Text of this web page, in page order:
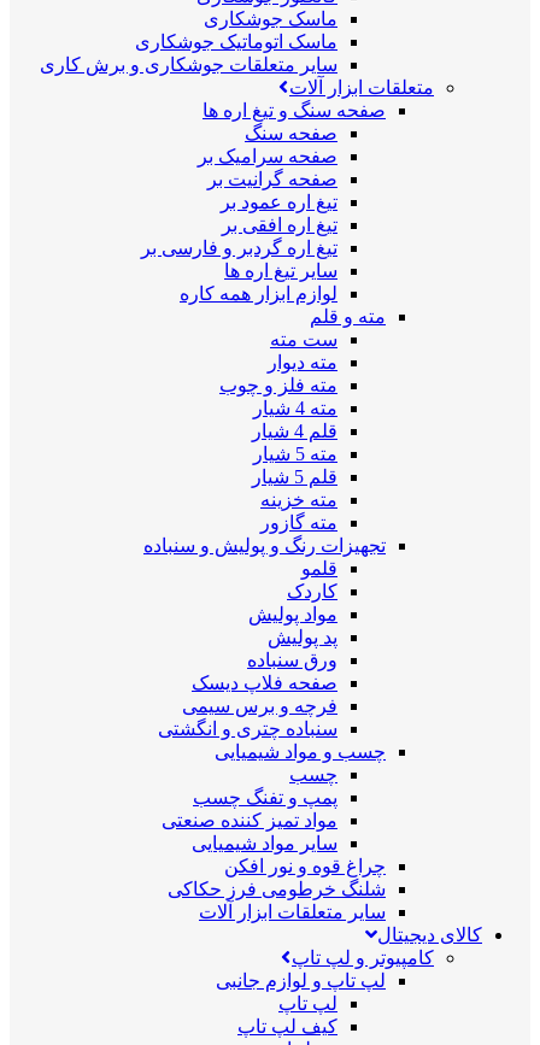
ماسک جوشکاری
ماسک اتوماتیک جوشکاری
سایر متعلقات جوشکاری و برش کاری
متعلقات ابزار آلات
صفحه سنگ و تیغ اره ها
صفحه سنگ
صفحه سرامیک بر
صفحه گرانیت بر
تیغ اره عمود بر
تیغ اره افقی بر
تیغ اره گردبر و فارسی بر
سایر تیغ اره ها
لوازم ابزار همه کاره
مته و قلم
ست مته
مته دیوار
مته فلز و چوب
مته 4 شیار
قلم 4 شیار
مته 5 شیار
قلم 5 شیار
مته خزینه
مته گازور
تجهیزات رنگ و پولیش و سنباده
قلمو
کاردک
مواد پولیش
پد پولیش
ورق سنباده
صفحه فلاپ دیسک
فرچه و برس سیمی
سنباده چتری و انگشتی
چسب و مواد شیمیایی
چسب
پمپ و تفنگ چسب
مواد تمیز کننده صنعتی
سایر مواد شیمیایی
چراغ قوه و نور افکن
شلنگ خرطومی فرز حکاکی
سایر متعلقات ابزار آلات
کالای دیجیتال
کامپیوتر و لپ تاپ
لپ تاپ و لوازم جانبی
لپ تاپ
کیف لپ تاپ